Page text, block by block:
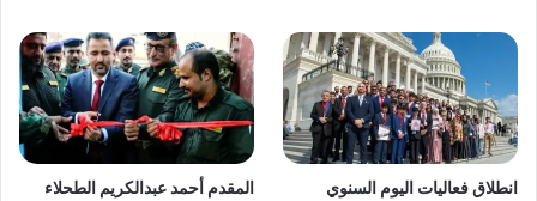
انطلاق فعاليات اليوم السنوي
المقدم أحمد عبدالكريم الطحلاء